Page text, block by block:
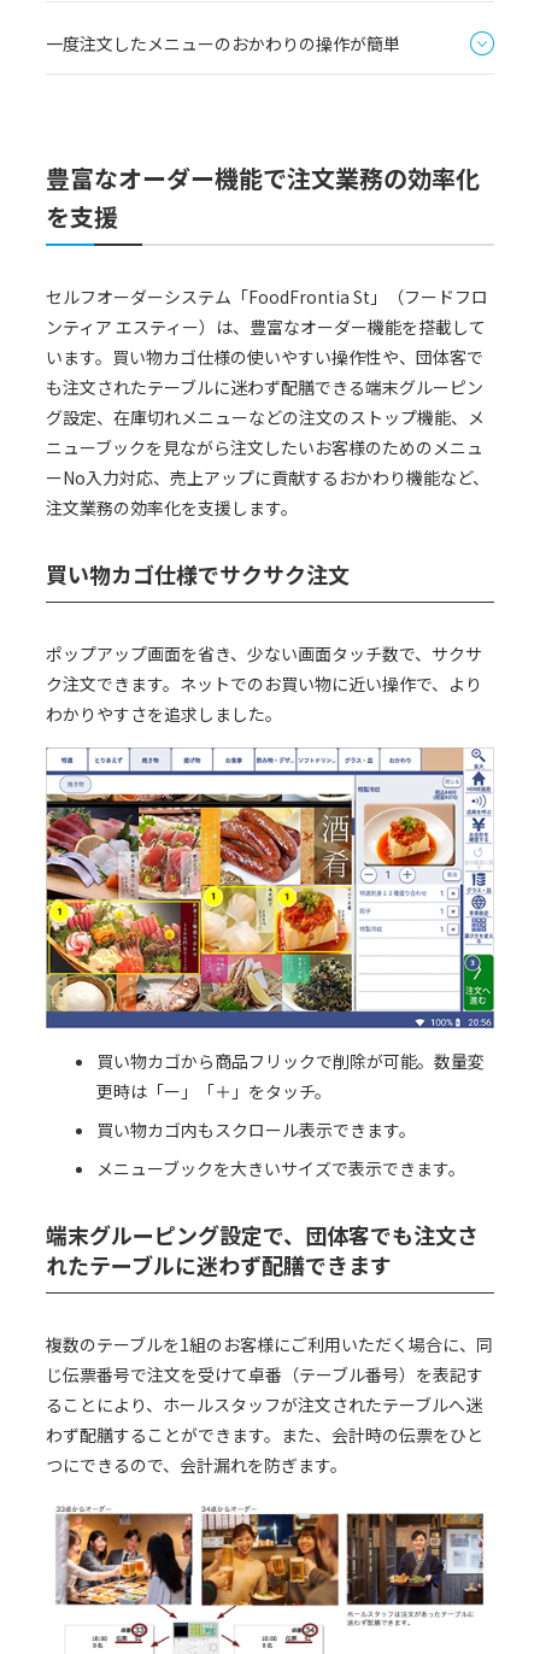
一度注文したメニューのおかわりの操作が簡単
豊富なオーダー機能で注文業務の効率化
を支援
セルフオーダーシステム「FoodFrontia St」（フードフロ
ンティア エスティー）は、豊富なオーダー機能を搭載して
います。買い物カゴ仕様の使いやすい操作性や、団体客で
も注文されたテーブルに迷わず配膳できる端末グルーピン
グ設定、在庫切れメニューなどの注文のストップ機能、メ
ニューブックを見ながら注文したいお客様のためのメニュ
ーNo入力対応、売上アップに貢献するおかわり機能など、
注文業務の効率化を支援します。
買い物カゴ仕様でサクサク注文
ポップアップ画面を省き、少ない画面タッチ数で、サクサ
ク注文できます。ネットでのお買い物に近い操作で、より
わかりやすさを追求しました。
買い物カゴから商品フリックで削除が可能。数量変
更時は「ー」「＋」をタッチ。
買い物カゴ内もスクロール表示できます。
メニューブックを大きいサイズで表示できます。
端末グルーピング設定で、団体客でも注文さ
れたテーブルに迷わず配膳できます
複数のテーブルを1組のお客様にご利用いただく場合に、同
じ伝票番号で注文を受けて卓番（テーブル番号）を表記す
ることにより、ホールスタッフが注文されたテーブルへ迷
わず配膳することができます。また、会計時の伝票をひと
つにできるので、会計漏れを防ぎます。